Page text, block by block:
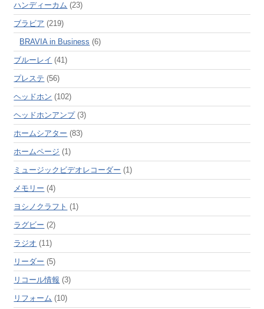
ハンディーカム (23)
ブラビア (219)
BRAVIA in Business (6)
ブルーレイ (41)
プレステ (56)
ヘッドホン (102)
ヘッドホンアンプ(3)
ホームシアター (83)
ホームページ (1)
ミュージックビデオレコーダー (1)
メモリー (4)
ヨシノクラフト (1)
ラグビー (2)
ラジオ (11)
リーダー (5)
リコール情報 (3)
リフォーム (10)